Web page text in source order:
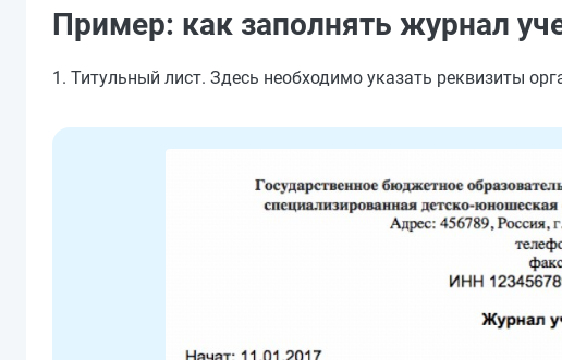
Пример: как заполнять журнал
1. Титульный лист. Здесь необходимо указать реквизиты